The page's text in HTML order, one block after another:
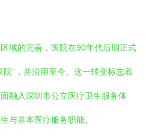
域的完善，医院在90年代后期正式
”，并沿用至今。这一转变标志着
融入深圳市公立医疗卫生服务体
与基本医疗服务职能。